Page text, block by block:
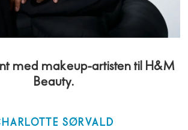
med makeup-artisten til H&M
Beauty.
SØRVALD